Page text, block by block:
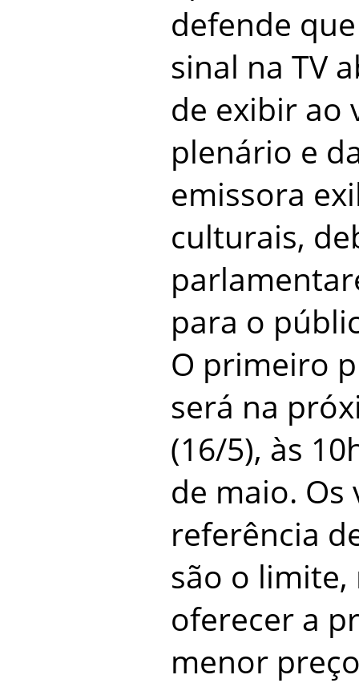
defende
sinal na TV
de exibir ao
plenário e
emissora
culturais,
para o
O primeiro
será na
(16/5), às
de maio. Os
referência
são o
oferecer a
menor